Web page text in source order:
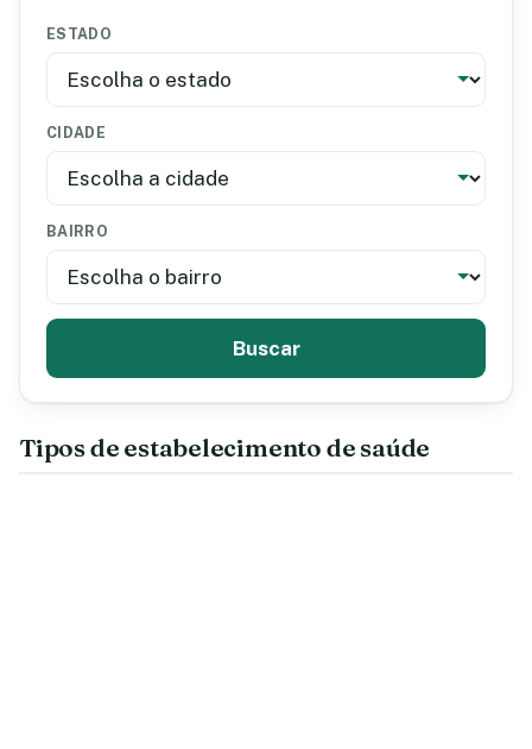
ESTADO
CIDADE
BAIRRO
Buscar
Tipos de estabelecimento de saúde